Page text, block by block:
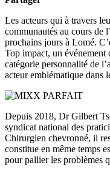
Les acteurs qui à travers
communautés au cours de
prochains jours à Lomé.
Top impact, un événement
catégorie personnalité de
acteur emblématique dans
Depuis 2018, Dr Gilbert
syndicat national des
Chirurgien chevronné, il
constitue en même temps
pour pallier les problèmes